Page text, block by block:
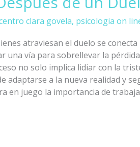
clara govela, psicologia on
atraviesan el duelo se
una vía para sobrellevar la
no solo implica lidiar con la
adaptarse a la nueva realidad y
en juego la importancia de